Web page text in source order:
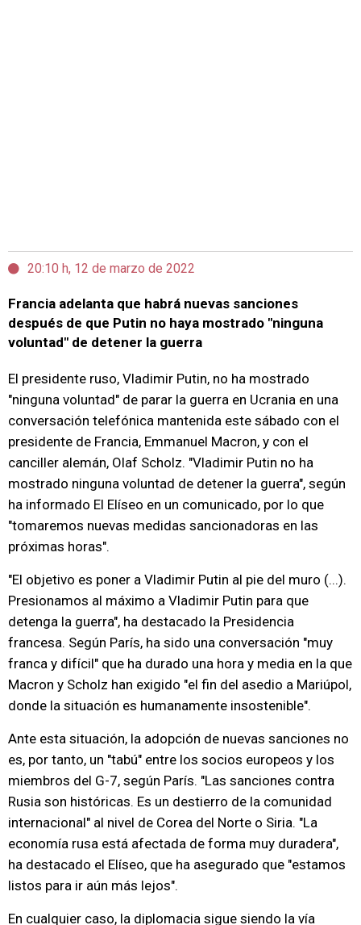
20:10 h, 12 de marzo de 2022
Francia adelanta que habrá nuevas sanciones
después de que Putin no haya mostrado "ninguna
voluntad" de detener la guerra
El presidente ruso, Vladimir Putin, no ha mostrado
"ninguna voluntad" de parar la guerra en Ucrania en una
conversación telefónica mantenida este sábado con el
presidente de Francia, Emmanuel Macron, y con el
canciller alemán, Olaf Scholz. "Vladimir Putin no ha
mostrado ninguna voluntad de detener la guerra", según
ha informado El Elíseo en un comunicado, por lo que
"tomaremos nuevas medidas sancionadoras en las
próximas horas".
"El objetivo es poner a Vladimir Putin al pie del muro (...).
Presionamos al máximo a Vladimir Putin para que
detenga la guerra", ha destacado la Presidencia
francesa. Según París, ha sido una conversación "muy
franca y difícil" que ha durado una hora y media en la que
Macron y Scholz han exigido "el fin del asedio a Mariúpol,
donde la situación es humanamente insostenible".
Ante esta situación, la adopción de nuevas sanciones no
es, por tanto, un "tabú" entre los socios europeos y los
miembros del G-7, según París. "Las sanciones contra
Rusia son históricas. Es un destierro de la comunidad
internacional" al nivel de Corea del Norte o Siria. "La
economía rusa está afectada de forma muy duradera",
ha destacado el Elíseo, que ha asegurado que "estamos
listos para ir aún más lejos".
En cualquier caso, la diplomacia sigue siendo la vía